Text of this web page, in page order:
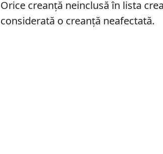
Orice creanță neinclusă în lista
considerată o creanță neafectată.